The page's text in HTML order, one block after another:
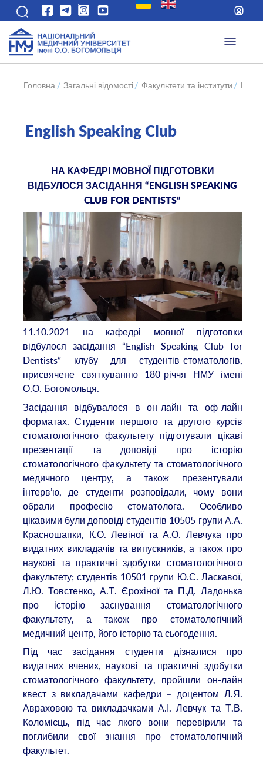
Головна / Загальні відомості / Факультети та інститути /
English Speaking Club
НА КАФЕДРІ МОВНОЇ ПІДГОТОВКИ
ВІДБУЛОСЯ ЗАСІДАННЯ “ENGLISH SPEAKING
CLUB FOR DENTISTS”
11.10.2021 на кафедрі мовної підготовки
відбулося засідання “English Speaking Club for
Dentists” клубу для студентів-стоматологів,
присвячене святкуванню 180-річчя НМУ імені
О.О. Богомольця.
Засідання відбувалося в он-лайн та оф-лайн
форматах. Студенти першого та другого курсів
стоматологічного факультету підготували цікаві
презентації та доповіді про історію
стоматологічного факультету та стоматологічного
медичного центру, а також презентували
інтерв’ю, де студенти розповідали, чому вони
обрали професію стоматолога. Особливо
цікавими були доповіді студентів 10505 групи А.А.
Красношапки, К.О. Левіної та А.О. Левчука про
видатних викладачів та випускників, а також про
наукові та практичні здобутки стоматологічного
факультету; студентів 10501 групи Ю.С. Ласкавої,
Л.Ю. Товстенко, А.Т. Єрохіної та П.Д. Ладонька
про історію заснування стоматологічного
факультету, а також про стоматологічний
медичний центр, його історію та сьогодення.
Під час засідання студенти дізналися про
видатних вчених, наукові та практичні здобутки
стоматологічного факультету, пройшли он-лайн
квест з викладачами кафедри – доцентом Л.Я.
Авраховою та викладачками А.І. Левчук та Т.В.
Коломієць, під час якого вони перевірили та
поглибили свої знання про стоматологічний
факультет.